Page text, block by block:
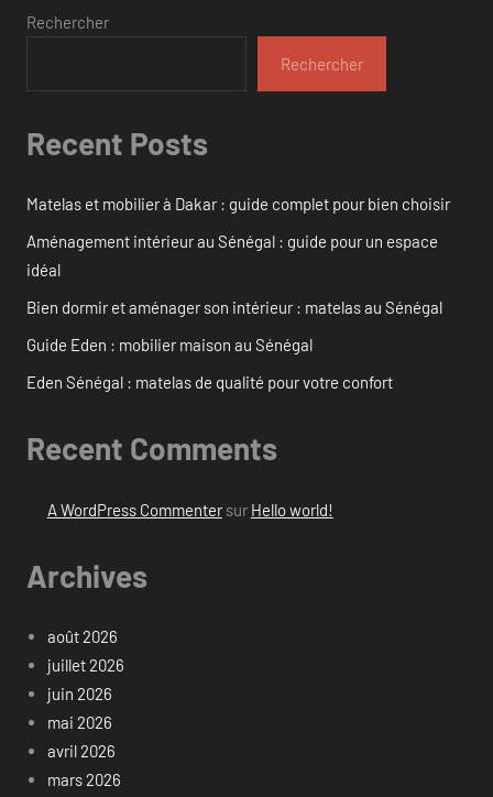
Rechercher
Rechercher
Recent Posts
Matelas et mobilier à Dakar : guide complet pour bien choisir
Aménagement intérieur au Sénégal : guide pour un espace
idéal
Bien dormir et aménager son intérieur : matelas au Sénégal
Guide Eden : mobilier maison au Sénégal
Eden Sénégal : matelas de qualité pour votre confort
Recent Comments
A WordPress Commentersur Hello world!
Archives
août 2026
juillet 2026
juin 2026
mai 2026
avril 2026
mars 2026